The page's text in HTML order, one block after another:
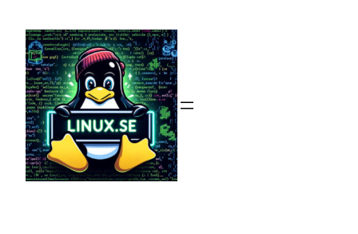
innehåll